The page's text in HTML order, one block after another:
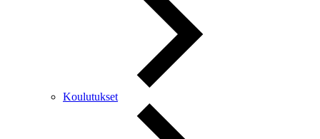
Koulutukset